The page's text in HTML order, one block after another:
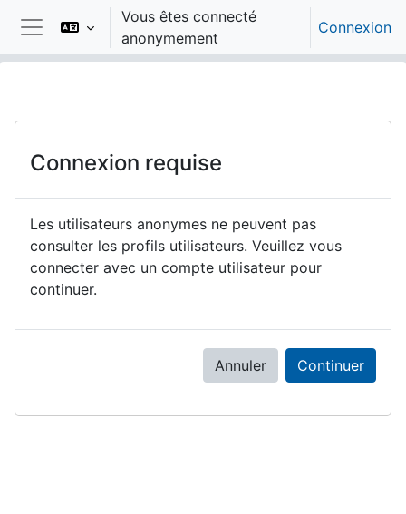
Passer au contenu principal
Panneau latéral
Vous êtes connecté
anonymement
Connexion
Connexion requise
Les utilisateurs anonymes ne peuvent pas
consulter les profils utilisateurs. Veuillez vous
connecter avec un compte utilisateur pour
continuer.
Annuler Continuer